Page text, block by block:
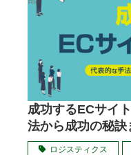
成功するECサイ
法から成功の秘訣
ロジスティクス